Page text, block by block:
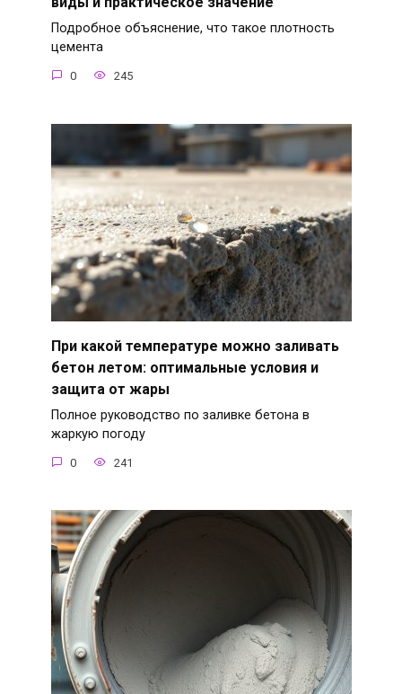
Подробное объяснение, что такое плотность
цемента
0 245
При какой температуре можно заливать
бетон летом: оптимальные условия и
защита от жары
Полное руководство по заливке бетона в
жаркую погоду
0 241